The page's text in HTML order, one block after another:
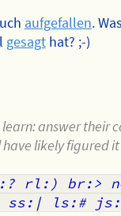
aufgefallen.
gesagthat? ;-)
answer their
likely figured
rl:) br:>
ss:| ls:#